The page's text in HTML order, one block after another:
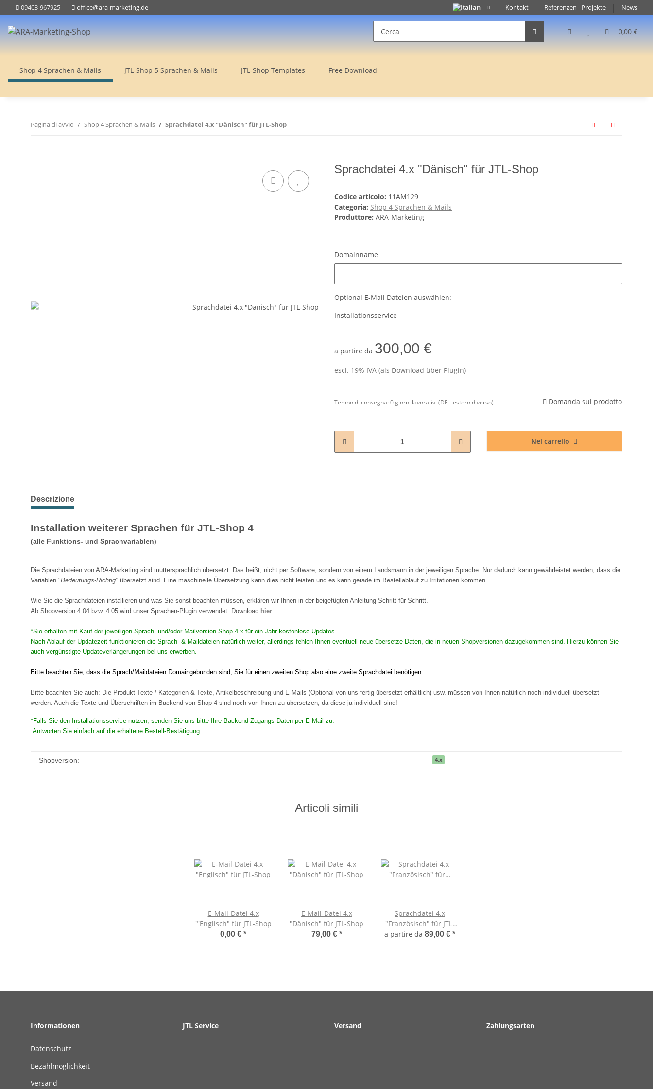
Kontakt Referenzen - Projekte News
09403-967925 office@ara-marketing.de
0,00 €
Shop 4 Sprachen & Mails JTL-Shop 5 Sprachen & Mails JTL-Shop Templates Free Download
Pagina di avvio Shop 4 Sprachen & Mails Sprachdatei 4.x "Dänisch" für JTL-Shop
Sprachdatei 4.x "Dänisch" für JTL-Shop
Codice articolo: 11AM129
Categoria: Shop 4 Sprachen & Mails
Produttore: ARA-Marketing
Domainname
Optional E-Mail Dateien auswählen:
Installationsservice
a partire da 300,00 €
escl. 19% IVA (als Download über Plugin)
Tempo di consegna:0 giorni lavorativi (DE - estero diverso) Domanda sul prodotto
Nel carrello
Descrizione
Installation weiterer Sprachen für JTL-Shop 4
(alle Funktions- und Sprachvariablen)
Die Sprachdateien von ARA-Marketing sind muttersprachlich übersetzt. Das heißt, nicht per Software, sondern von einem Landsmann in der jeweiligen Sprache. Nur dadurch kann gewährleistet werden, dass die
Variablen "Bedeutungs-Richtig" übersetzt sind. Eine maschinelle Übersetzung kann dies nicht leisten und es kann gerade im Bestellablauf zu Irritationen kommen.
Wie Sie die Sprachdateien installieren und was Sie sonst beachten müssen, erklären wir Ihnen in der beigefügten Anleitung Schritt für Schritt.
Ab Shopversion 4.04 bzw. 4.05 wird unser Sprachen-Plugin verwendet: Download hier
*Sie erhalten mit Kauf der jeweiligen Sprach- und/oder Mailversion Shop 4.x für ein Jahrkostenlose Updates.
Nach Ablauf der Updatezeit funktionieren die Sprach- & Maildateien natürlich weiter, allerdings fehlen Ihnen eventuell neue übersetze Daten, die in neuen Shopversionen dazugekommen sind. Hierzu können Sie
auch vergünstigte Updateverlängerungen bei uns erwerben.
Bitte beachten Sie, dass die Sprach/Maildateien Domaingebunden sind, Sie für einen zweiten Shop also eine zweite Sprachdatei benötigen.
Bitte beachten Sie auch: Die Produkt-Texte / Kategorien & Texte, Artikelbeschreibung und E-Mails (Optional von uns fertig übersetzt erhältlich) usw. müssen von Ihnen natürlich noch individuell übersetzt
werden. Auch die Texte und Überschriften im Backend von Shop 4 sind noch von Ihnen zu übersetzen, da diese ja individuell sind!
*Falls Sie den Installationsservice nutzen, senden Sie uns bitte Ihre Backend-Zugangs-Daten per E-Mail zu.
Antworten Sie einfach auf die erhaltene Bestell-Bestätigung.
Shopversion: 4.x
Articoli simili
E-Mail-Datei 4.x
"'Englisch" für JTL-Shop
0,00 € *
E-Mail-Datei 4.x
"Dänisch" für JTL-Shop
79,00 € *
Sprachdatei 4.x
"Französisch" für JTL-
Shop 4
a partire da 89,00 € *
Informationen
Datenschutz
Bezahlmöglichkeit
Versand
JTL Service Versand Zahlungsarten